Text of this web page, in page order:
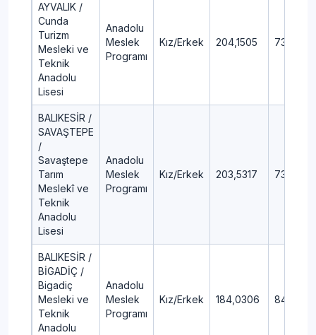
AYVALIK /
Cunda
Turizm
Mesleki ve
Teknik
Anadolu
Lisesi
Anadolu
Meslek
Programı
Kız/Erkek 204,1505 73,31
BALIKESİR /
SAVAŞTEPE
/
Savaştepe
Tarım
Meslekî ve
Teknik
Anadolu
Lisesi
Anadolu
Meslek
Programı
Kız/Erkek 203,5317 73,72
BALIKESİR /
BİGADİÇ /
Bigadiç
Mesleki ve
Teknik
Anadolu
Anadolu
Meslek
Programı
Kız/Erkek 184,0306 84,83